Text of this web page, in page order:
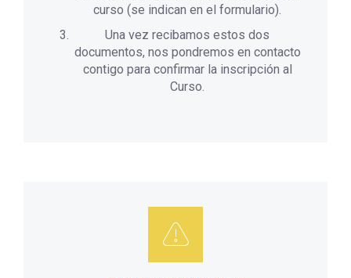
curso (se indican en el formulario).
Una vez recibamos estos dos
documentos, nos pondremos en contacto
contigo para confirmar la inscripción al
Curso.